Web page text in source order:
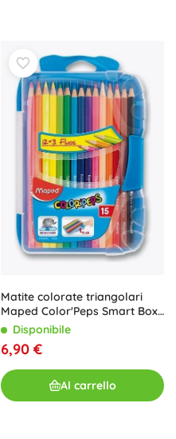
Matite colorate triangolari
Maped Color'Peps Smart Box
15 pzDisponibile
6,90 €
Al carrello